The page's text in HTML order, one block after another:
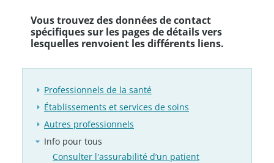
Professionnels de la santé
Établissements et services de soins
Autres professionnels
Info pour tous
Consulter l'assurabilité d’un patient
Vous trouvez des données de contact
spécifiques sur les pages de détails vers
lesquelles renvoient les différents liens.